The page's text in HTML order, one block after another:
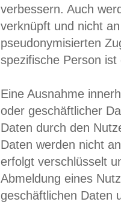
verbessern. Auch
verknüpft und nicht
pseudonymisierten
spezifische Person
Eine Ausnahme
oder geschäftlicher
Daten durch den
Daten werden nicht
erfolgt verschlüsselt
Abmeldung eines
geschäftlichen Daten